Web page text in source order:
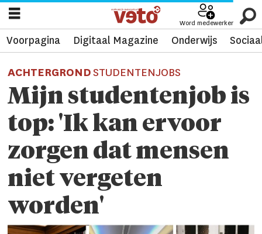
Word medewerker
Voorpagina Digitaal Magazine Onderwijs
ACHTERGRONDSTUDENTENJOBS
Mijn studentenjob is
top: 'Ik kan ervoor
zorgen dat mensen
niet vergeten
worden'